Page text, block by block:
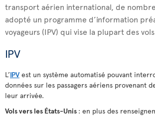
transport aérien international, de
adopté un programme d’information
voyageurs (IPV) qui vise la plupart des
IPV
L’IPVest un système automatisé pouvant
données sur les passagers aériens provenant
leur arrivée.
Vols vers les États-Unis : en plus des